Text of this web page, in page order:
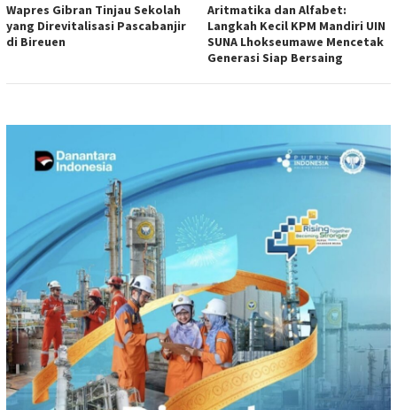
Wapres Gibran Tinjau Sekolah
yang Direvitalisasi Pascabanjir
di Bireuen
Aritmatika dan Alfabet:
Langkah Kecil KPM Mandiri UIN
SUNA Lhokseumawe Mencetak
Generasi Siap Bersaing